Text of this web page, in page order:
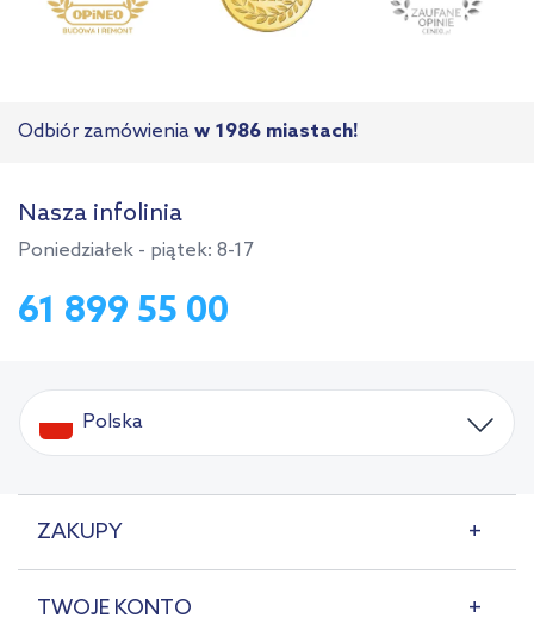
Odbiór zamówienia w 1986 miastach!
Nasza infolinia
Poniedziałek - piątek: 8-17
61 899 55 00
Polska
ZAKUPY
TWOJE KONTO